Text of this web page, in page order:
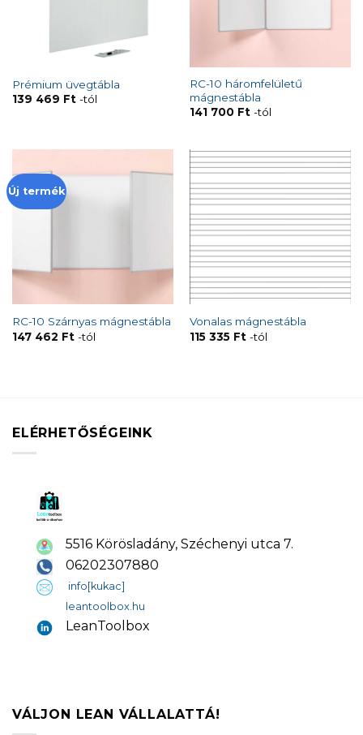
Prémium üvegtábla
139 469 Ft-tól
RC-10 háromfelületű
mágnestábla
141 700 Ft-tól
Új termék
RC-10 Szárnyas mágnestábla
147 462 Ft-tól
Vonalas mágnestábla
115 335 Ft-tól
ELÉRHETŐSÉGEINK
5516 Körösladány, Széchenyi utca 7.
06202307880
info[kukac]
leantoolbox.hu
LeanToolbox
VÁLJON LEAN VÁLLALATTÁ!